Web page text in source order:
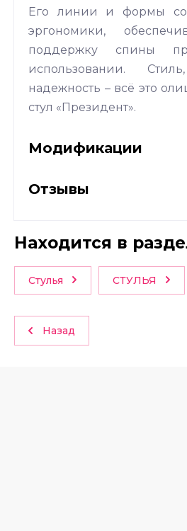
Его линии и формы
эргономики,
поддержку спины
использовании.
надежность – всё это
стул «Президент».
Модификации
Отзывы
Находится в
Стулья СТУЛЬЯ
Назад